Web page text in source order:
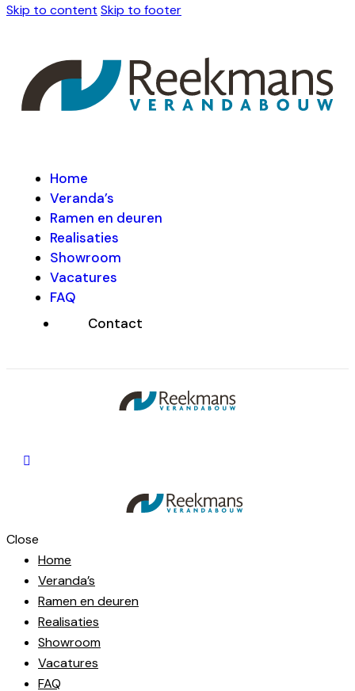
Skip to content Skip to footer
Home
Veranda’s
Ramen en deuren
Realisaties
Showroom
Vacatures
FAQ
Contact
Close
Home
Veranda’s
Ramen en deuren
Realisaties
Showroom
Vacatures
FAQ